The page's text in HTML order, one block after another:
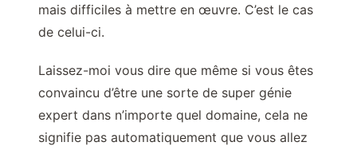
mais difficiles à mettre en œuvre. C’est le cas
de celui-ci.
Laissez-moi vous dire que même si vous êtes
convaincu d’être une sorte de super génie
expert dans n’importe quel domaine, cela ne
signifie pas automatiquement que vous allez